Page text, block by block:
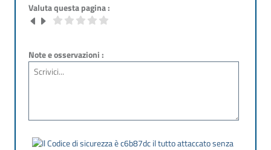
Valuta questa pagina :
Note e osservazioni :